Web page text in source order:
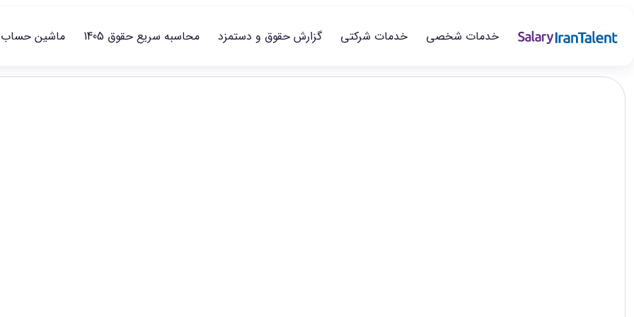
خدمات شخصی خدمات شرکتی گزارش حقوق و دستمزد محاسبه سریع حقوق 1405 ماشین حساب